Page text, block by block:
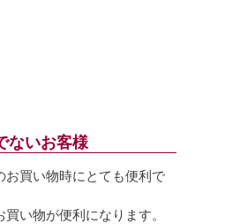
ないお客様
お買い物時にとても便利で
い物が便利になります。